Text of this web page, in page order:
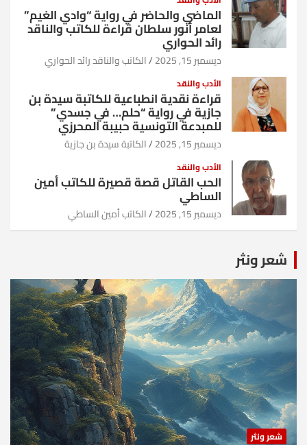
الماضي والحاضر في رواية “وادي الغيم”
لعامر أنور سلطان قراءة للكاتب والناقد
رائد الحواري
ديسمبر 15, 2025 الكاتب والناقد رائد الحواري
الأدب والنقد
قراءة نقدية انطباعية للكاتبة سيدة بن
جازية في رواية “حلم… في جسدي”
للمبدعة التونسية حبيبة المحرزي
ديسمبر 15, 2025 الكاتبة سيدة بن جازية
الأدب والنقد
الحب القاتل قصة قصيرة للكاتب أمين
الساطي
ديسمبر 15, 2025 الكاتب أمين الساطي
شعر ونثر
شعر ونثر